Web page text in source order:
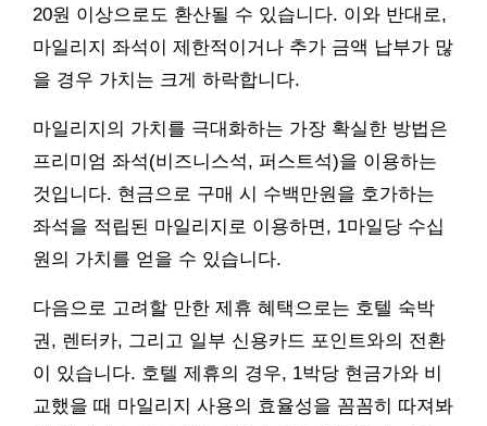
20원 이상으로도 환산될 수 있습니다. 이와 반대로,
마일리지 좌석이 제한적이거나 추가 금액 납부가 많
을 경우 가치는 크게 하락합니다.
마일리지의 가치를 극대화하는 가장 확실한 방법은
프리미엄 좌석(비즈니스석, 퍼스트석)을 이용하는
것입니다. 현금으로 구매 시 수백만원을 호가하는
좌석을 적립된 마일리지로 이용하면, 1마일당 수십
원의 가치를 얻을 수 있습니다.
다음으로 고려할 만한 제휴 혜택으로는 호텔 숙박
권, 렌터카, 그리고 일부 신용카드 포인트와의 전환
이 있습니다. 호텔 제휴의 경우, 1박당 현금가와 비
교했을 때 마일리지 사용의 효율성을 꼼꼼히 따져봐